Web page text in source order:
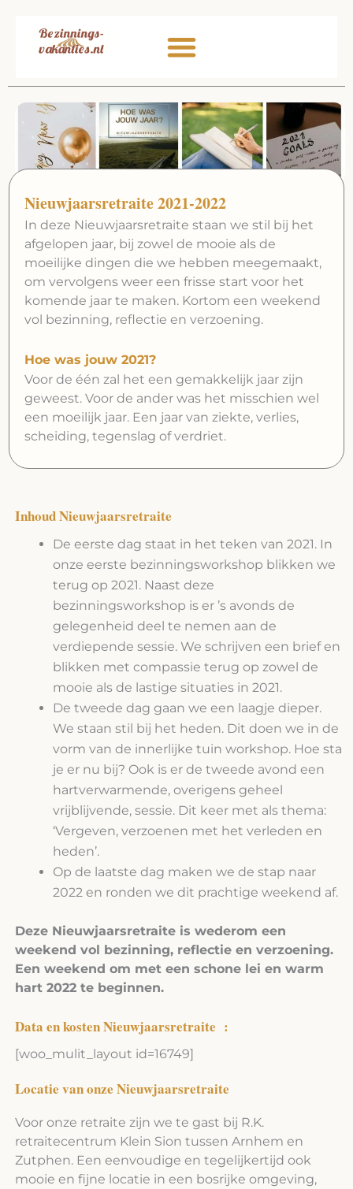
Nieuwjaarsretraite 2021-2022
In deze Nieuwjaarsretraite staan we stil bij het
afgelopen jaar, bij zowel de mooie als de
moeilijke dingen die we hebben meegemaakt,
om vervolgens weer een frisse start voor het
komende jaar te maken. Kortom een weekend
vol bezinning, reflectie en verzoening.
Hoe was jouw 2021?
Voor de één zal het een gemakkelijk jaar zijn
geweest. Voor de ander was het misschien wel
een moeilijk jaar. Een jaar van ziekte, verlies,
scheiding, tegenslag of verdriet.
Inhoud Nieuwjaarsretraite
De eerste dag staat in het teken van 2021. In
onze eerste bezinningsworkshop blikken we
terug op 2021. Naast deze
bezinningsworkshop is er ’s avonds de
gelegenheid deel te nemen aan de
verdiepende sessie. We schrijven een brief en
blikken met compassie terug op zowel de
mooie als de lastige situaties in 2021.
De tweede dag gaan we een laagje dieper.
We staan stil bij het heden. Dit doen we in de
vorm van de innerlijke tuin workshop. Hoe sta
je er nu bij? Ook is er de tweede avond een
hartverwarmende, overigens geheel
vrijblijvende, sessie. Dit keer met als thema:
‘Vergeven, verzoenen met het verleden en
heden’.
Op de laatste dag maken we de stap naar
2022 en ronden we dit prachtige weekend af.
Deze Nieuwjaarsretraite is wederom een
weekend vol bezinning, reflectie en verzoening.
Een weekend om met een schone lei en warm
hart 2022 te beginnen.
Data en kosten Nieuwjaarsretraite :
[woo_mulit_layout id=16749]
Locatie van onze Nieuwjaarsretraite
Voor onze retraite zijn we te gast bij R.K.
retraitecentrum Klein Sion tussen Arnhem en
Zutphen. Een eenvoudige en tegelijkertijd ook
mooie en fijne locatie in een bosrijke omgeving,